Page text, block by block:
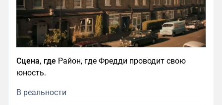
Сцена, где Район, где Фредди проводит свою
юность.
В реальности